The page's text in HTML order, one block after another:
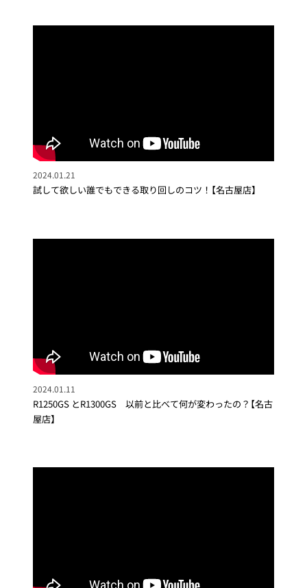
試して欲しい誰でもできる取り回しのコツ！【名古屋店】
2024.01.21
R1250GS とR1300GS 以前と比べて何が変わったの？【名古
屋店】
2024.01.11